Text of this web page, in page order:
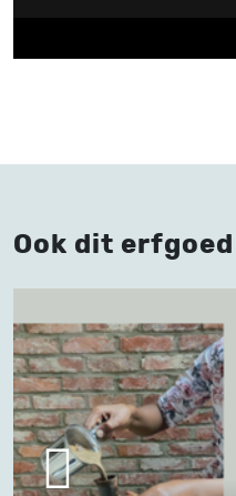
Ook dit